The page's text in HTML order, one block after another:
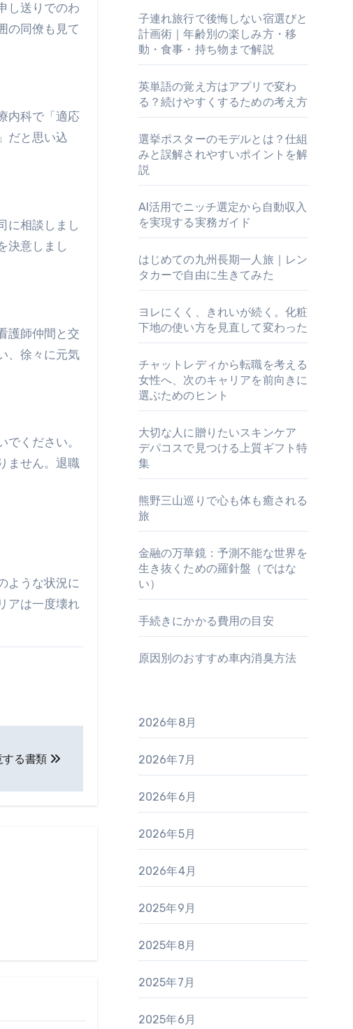
し送りでのわ
の同僚も見て
内科で「適応
だと思い込
に相談しまし
決意しまし
護師仲間と交
、徐々に元気
ください。
ません。退職
ような状況に
アは一度壊れ
る書類
子連れ旅行で後悔しない宿選びと
計画術｜年齢別の楽しみ方・移
動・食事・持ち物まで解説
英単語の覚え方はアプリで変わ
る？続けやすくするための考え方
選挙ポスターのモデルとは？仕組
みと誤解されやすいポイントを解
説
AI活用でニッチ選定から自動収入
を実現する実務ガイド
はじめての九州長期一人旅｜レン
タカーで自由に生きてみた
ヨレにくく、きれいが続く。化粧
下地の使い方を見直して変わった
チャットレディから転職を考える
女性へ、次のキャリアを前向きに
選ぶためのヒント
大切な人に贈りたいスキンケア
デパコスで見つける上質ギフト特
集
熊野三山巡りで心も体も癒される
旅
金融の万華鏡：予測不能な世界を
生き抜くための羅針盤（ではな
い）
手続きにかかる費用の目安
原因別のおすすめ車内消臭方法
2026年8月
2026年7月
2026年6月
2026年5月
2026年4月
2025年9月
2025年8月
2025年7月
2025年6月